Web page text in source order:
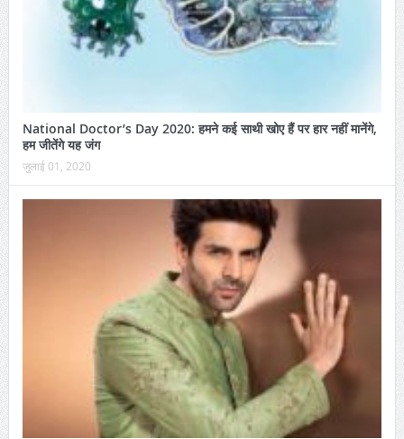
National Doctor’s Day 2020: हमने कई साथी खोए हैं पर हार नहीं मानेंगे,
हम जीतेंगे यह जंग
जुलाई 01, 2020